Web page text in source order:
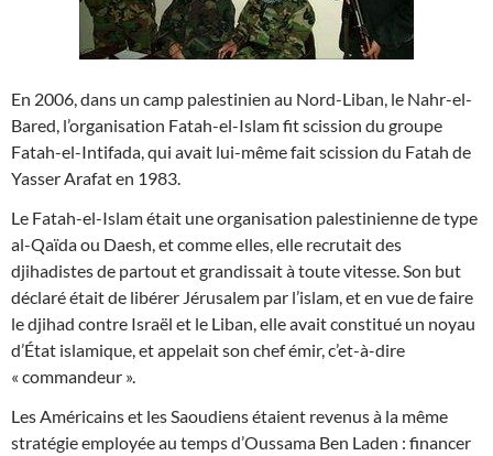
En 2006, dans un camp palestinien au Nord-Liban, le Nahr-el-
Bared, l’organisation Fatah-el-Islam fit scission du groupe
Fatah-el-Intifada, qui avait lui-même fait scission du Fatah de
Yasser Arafat en 1983.
Le Fatah-el-Islam était une organisation palestinienne de type
al-Qaïda ou Daesh, et comme elles, elle recrutait des
djihadistes de partout et grandissait à toute vitesse. Son but
déclaré était de libérer Jérusalem par l’islam, et en vue de faire
le djihad contre Israël et le Liban, elle avait constitué un noyau
d’État islamique, et appelait son chef émir, c’et-à-dire
« commandeur ».
Les Américains et les Saoudiens étaient revenus à la même
stratégie employée au temps d’Oussama Ben Laden : financer